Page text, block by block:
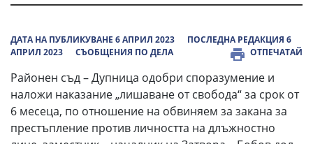
ДАТА НА ПУБЛИКУВАНЕ 6 АПРИЛ 2023
ПОСЛЕДНА РЕДАКЦИЯ 6
АПРИЛ 2023
СЪОБЩЕНИЯ ПО ДЕЛА ОТПЕЧАТАЙ
Районен съд – Дупница одобри споразумение и
наложи наказание „лишаване от свобода“ за срок от
6 месеца, по отношение на обвиняем за закана за
престъпление против личността на длъжностно